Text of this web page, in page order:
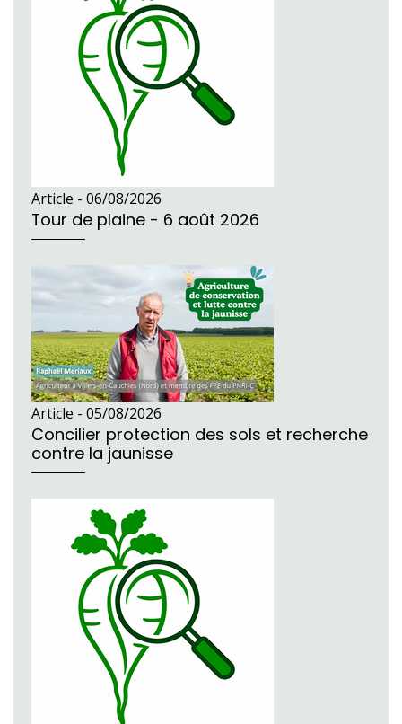
Article - 06/08/2026
Tour de plaine - 6 août 2026
Article - 05/08/2026
Concilier protection des sols et recherche
contre la jaunisse